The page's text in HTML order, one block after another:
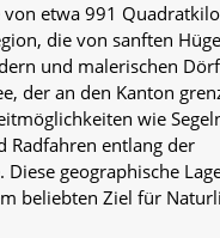
von etwa 991
die von sanften
und malerischen
der an den Kanton
wie
Radfahren entlang der
geographische
beliebten Ziel für